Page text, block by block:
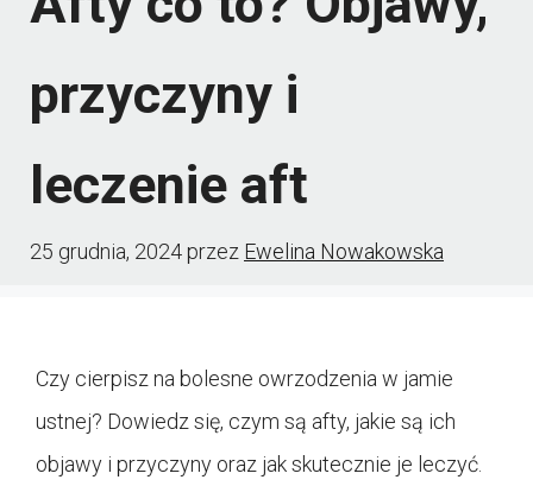
przyczyny i
leczenie aft
25 grudnia, 2024przez Ewelina Nowakowska
Czy cierpisz na bolesne owrzodzenia w jamie
ustnej? Dowiedz się, czym są afty, jakie są ich
objawy i przyczyny oraz jak skutecznie je leczyć.